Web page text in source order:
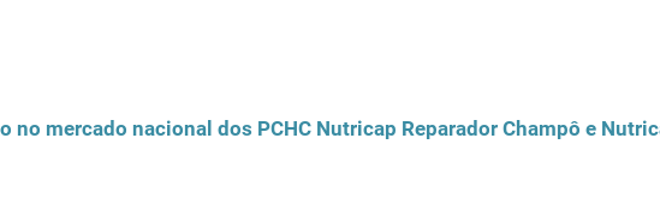
no mercado nacional dos PCHC Nutricap Reparador Champô e